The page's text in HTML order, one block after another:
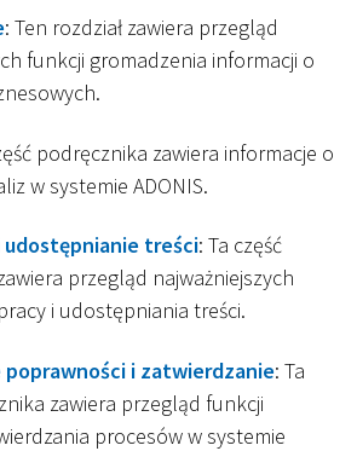
: Ten rozdział zawiera przegląd
funkcji gromadzenia informacji o
podręcznika zawiera informacje o
w systemie ADONIS.
udostępnianie treści: Ta część
przegląd najważniejszych
i udostępniania treści.
poprawności i zatwierdzanie: Ta
zawiera przegląd funkcji
procesów w systemie